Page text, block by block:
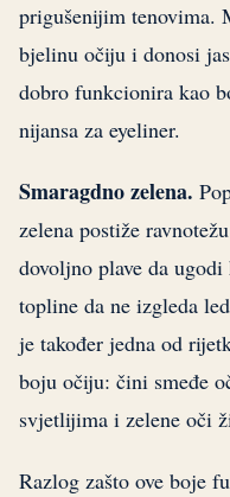
prigušenijim tenovima.
bjelinu očiju i donosi
dobro funkcionira kao
nijansa za eyeliner.
Smaragdno zelena.
zelena postiže
dovoljno plave da
topline da ne izgleda
je također jedna od
boju očiju: čini smeđe
svjetlijima i zelene oči
Razlog zašto ove boje